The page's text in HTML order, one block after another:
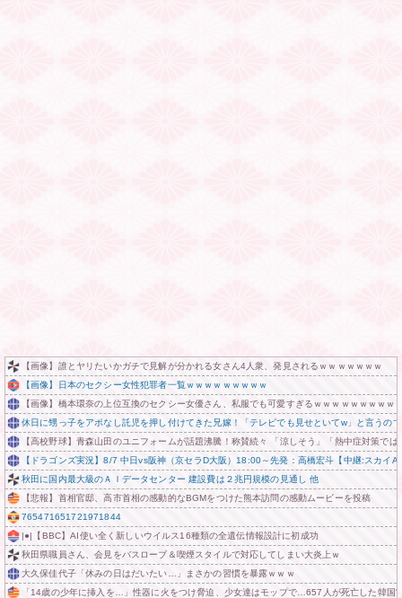
【画像】誰とヤリたいかガチで見解が分かれる女さん4人衆、発見されるｗｗｗｗｗｗｗ
【画像】日本のセクシー女性犯罪者一覧ｗｗｗｗｗｗｗｗｗ
【画像】橋本環奈の上位互換のセクシー女優さん、私服でも可愛すぎるｗｗｗｗｗｗｗｗｗ
休日に甥っ子をアポなし託児を押し付けてきた兄嫁！「テレビでも見せといてw」と言う
【高校野球】青森山田のユニフォームが話題沸騰！称賛続々 「涼しそう」「熱中症対策で
【ドラゴンズ実況】8/7 中日vs阪神（京セラD大阪）18:00～先発：高橋宏斗【中継:スカイ
秋田に国内最大級のＡＩデータセンター 建設費は２兆円規模の見通し 他
【悲報】首相官邸、高市首相の感動的なBGMをつけた熊本訪問の感動ムービーを投稿
765471651721971844
|●|【BBC】AI使い全く新しいウイルス16種類の全遺伝情報設計に初成功
秋田県職員さん、会見をバスローブ＆喫煙スタイルで対応してしまい大炎上ｗ
大久保佳代子「休みの日はだいたい…」まさかの習慣を暴露ｗｗｗ
「14歳の少年に挿入を…」性器に火をつけ脅迫、少女達はモップで…657人が死亡した韓国“